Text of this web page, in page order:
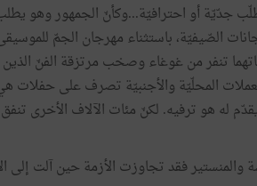
جدّيّة أو احترافيّة...وكأنّ الجمهور وهو
الصّيفيّة، باستثناء مهرجان الجمّ
تنفر من غوغاء وصخب مرتزقة الفنّ
المحلّيّة والأجنبيّة تصرف على حفلات هي
له هو ترفيه. لكنّ مئات الآلاف الأخرى تنفق
فقد تجاوزت الأزمة حين آلت إلى